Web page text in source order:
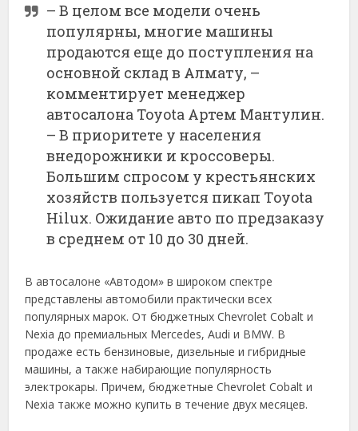
– В целом все модели очень
популярны, многие машины
продаются еще до поступления на
основной склад в Алмату, –
комментирует менеджер
автосалона Toyotа Артем Мантулин.
– В приоритете у населения
внедорожники и кроссоверы.
Большим спросом у крестьянских
хозяйств пользуется пикап Тoyota
Hilux. Ожидание авто по предзаказу
в среднем от 10 до 30 дней.
В автосалоне «Автодом» в широком спектре
представлены автомобили практически всех
популярных марок. От бюджетных Chevrolet Cobalt и
Nexia до премиальных Mercedes, Audi и BMW. В
продаже есть бензиновые, дизельные и гибридные
машины, а также набирающие популярность
электрокары. Причем, бюджетные Chevrolet Cobalt и
Nexia также можно купить в течение двух месяцев.